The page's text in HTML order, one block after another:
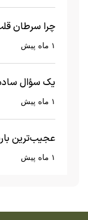
چرا سرطان
عجیبی که در۱ ماه پیش
یک سؤال
بیگ‌بنگ و۱ ماه پیش
عجیب‌ترین
گران‌قیمت تا۱ ماه پیش